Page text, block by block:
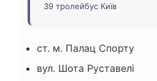
39 тролейбус Київ
ст. м. Палац Спорту
вул. Шота Руставелі